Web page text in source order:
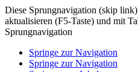
Diese Sprungnavigation (skip
aktualisieren (F5-Taste) und mit
Sprungnavigation
Springe zur Navigation
Springe zur Navigation